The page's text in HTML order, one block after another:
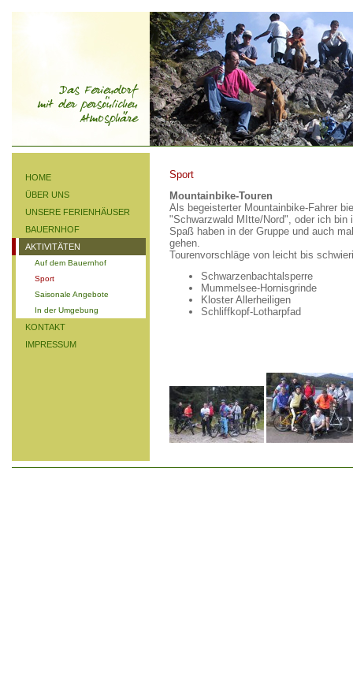
HOME
ÜBER UNS
UNSERE FERIENHÄUSER
BAUERNHOF
AKTIVITÄTEN
Auf dem Bauernhof
Sport
Saisonale Angebote
In der Umgebung
KONTAKT
IMPRESSUM
Sport
Mountainbike-Touren
Als begeisterter Mountainbike-Fahrer
"Schwarzwald MItte/Nord", oder ich bin
Spaß haben in der Gruppe und auch
gehen.
Tourenvorschläge von leicht bis
Schwarzenbachtalsperre
Mummelsee-Hornisgrinde
Kloster Allerheiligen
Schliffkopf-Lotharpfad